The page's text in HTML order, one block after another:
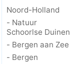
Noord-Holland
- Natuur
Schoorlse Duinen
- Bergen aan Zee
- Bergen